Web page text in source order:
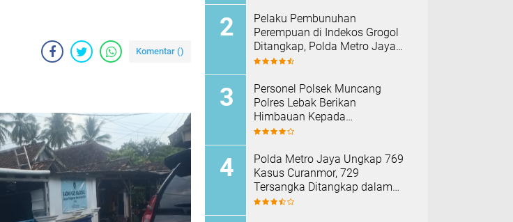
Komentar ()
Pelaku Pembunuhan
Perempuan di Indekos Grogol
Ditangkap, Polda Metro Jaya
Sita Palu dan Sejumlah
Personel Polsek Muncang
Polres Lebak Berikan
Himbauan Kepada
Masyarakat Agar Tidak
Polda Metro Jaya Ungkap 769
Kasus Curanmor, 729
Tersangka Ditangkap dalam
Operasi Berantas Jaya 2026‎